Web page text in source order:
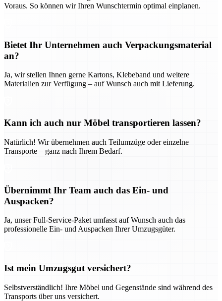
Voraus. So können wir Ihren Wunschtermin optimal einplanen.
Bietet Ihr Unternehmen auch Verpackungsmaterial
an?
Ja, wir stellen Ihnen gerne Kartons, Klebeband und weitere
Materialien zur Verfügung – auf Wunsch auch mit Lieferung.
Kann ich auch nur Möbel transportieren lassen?
Natürlich! Wir übernehmen auch Teilumzüge oder einzelne
Transporte – ganz nach Ihrem Bedarf.
Übernimmt Ihr Team auch das Ein- und
Auspacken?
Ja, unser Full-Service-Paket umfasst auf Wunsch auch das
professionelle Ein- und Auspacken Ihrer Umzugsgüter.
Ist mein Umzugsgut versichert?
Selbstverständlich! Ihre Möbel und Gegenstände sind während des
Transports über uns versichert.